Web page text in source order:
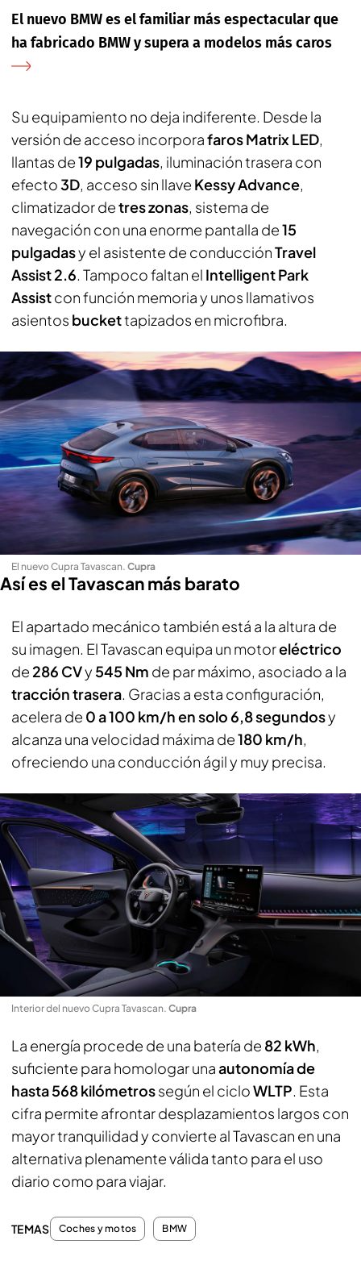
El nuevo BMW es el familiar más espectacular que
ha fabricado BMW y supera a modelos más caros
Su equipamiento no deja indiferente. Desde la
versión de acceso incorporafaros Matrix LED,
llantas de19 pulgadas, iluminación trasera con
efecto3D, acceso sin llave Kessy Advance,
climatizador detres zonas, sistema de
navegación con una enorme pantalla de15
pulgadasy el asistente de conducciónTravel
Assist 2.6. Tampoco faltan el Intelligent Park
Assistcon función memoria y unos llamativos
asientos buckettapizados en microfibra.
El nuevo Cupra Tavascan. Cupra
Así es el Tavascan más barato
El apartado mecánico también está a la altura de
su imagen. El Tavascan equipa un motoreléctrico
de 286 CVy 545 Nm de par máximo, asociado a la
tracción trasera. Gracias a esta configuración,
acelera de 0 a 100 km/h en solo 6,8 segundosy
alcanza una velocidad máxima de180 km/h,
ofreciendo una conducción ágil y muy precisa.
Interior del nuevo Cupra Tavascan. Cupra
La energía procede de una batería de 82 kWh,
suficiente para homologar unaautonomía de
hasta 568 kilómetrossegún el cicloWLTP. Esta
cifra permite afrontar desplazamientos largos con
mayor tranquilidad y convierte al Tavascan en una
alternativa plenamente válida tanto para el uso
diario como para viajar.
TEMAS Coches y motos BMW